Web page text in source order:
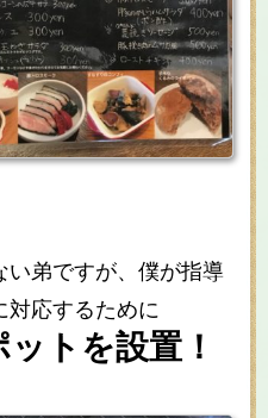
い弟ですが、僕が指導
対応するために
トを設置！